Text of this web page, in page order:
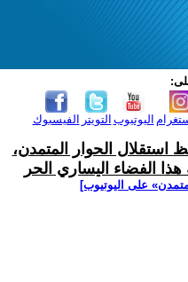
الفيسبوك التويتر اليوتيوب
استقلال الحوار المتمدن،
الفضاء اليساري الحر
على اليوتيوب]